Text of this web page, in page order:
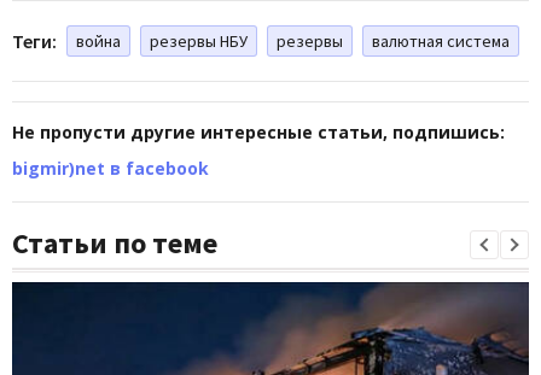
Теги: война резервы НБУ резервы валютная система
Не пропусти другие интересные статьи, подпишись:
bigmir)net в facebook
Статьи по теме